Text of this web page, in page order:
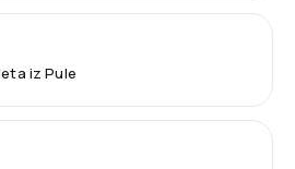
iz Pule